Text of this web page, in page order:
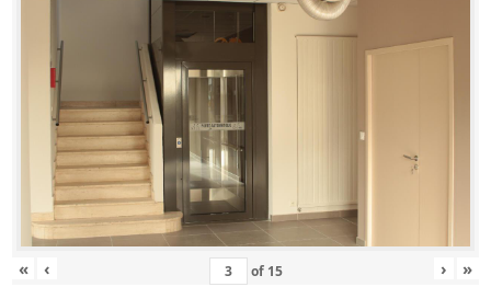
« ‹ of 15 › »